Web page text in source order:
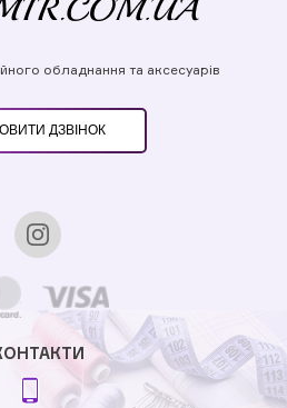
обладнання та аксесуарів
ДЗВІНОК